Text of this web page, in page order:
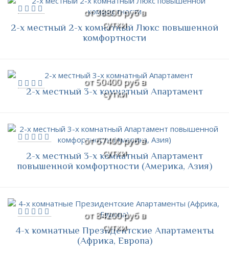
от 38800 руб в
сутки
2-х местный 2-х комнатный Люкс повышенной
комфортности
от 50400 руб в
сутки
2-х местный 3-х комнатный Апартамент
от 67400 руб в
сутки
2-х местный 3-х комнатный Апартамент
повышенной комфортности (Америка, Азия)
от 84200 руб в
сутки
4-х комнатные Президентские Апартаменты
(Африка, Европа)